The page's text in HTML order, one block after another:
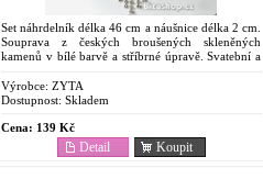
Set náhrdelník délka 46 cm a náušnice délka 2 cm.
Souprava z českých broušených skleněných
kamenů v bílé barvě a stříbrné úpravě. Svatební a
Výrobce: ZYTA
Dostupnost: Skladem
Cena: 139 Kč
Koupit
Detail